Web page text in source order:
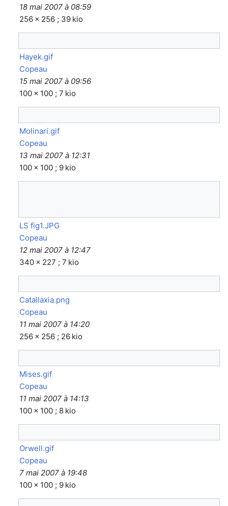
18 mai 2007 à 08:59
256 × 256 ; 39 kio
Hayek.gif
Copeau
15 mai 2007 à 09:56
100 × 100 ; 7 kio
Molinari.gif
Copeau
13 mai 2007 à 12:31
100 × 100 ; 9 kio
LS fig1.JPG
Copeau
12 mai 2007 à 12:47
340 × 227 ; 7 kio
Catallaxia.png
Copeau
11 mai 2007 à 14:20
256 × 256 ; 26 kio
Mises.gif
Copeau
11 mai 2007 à 14:13
100 × 100 ; 8 kio
Orwell.gif
Copeau
7 mai 2007 à 19:48
100 × 100 ; 9 kio